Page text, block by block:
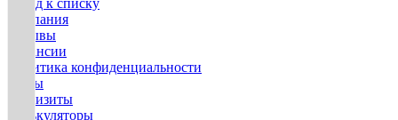
Компания
Отзывы
Вакансии
Политика конфиденциальности
Госты
Реквизиты
Калькуляторы